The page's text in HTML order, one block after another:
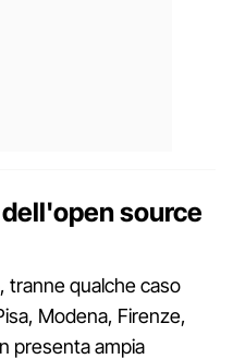
source
, tranne qualche caso
Modena, Firenze,
presenta ampia